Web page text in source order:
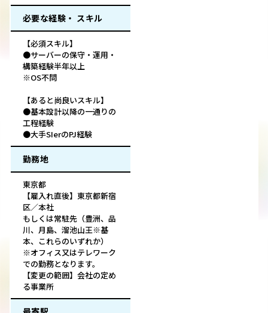
必要な経験・ スキル
【必須スキル】
●サーバーの保守・運用・
構築経験半年以上
※OS不問
【あると尚良いスキル】
●基本設計以降の一通りの
工程経験
●大手SIerのPJ経験
勤務地
東京都
【雇入れ直後】東京都新宿
区／本社
もしくは常駐先（豊洲、品
川、⽉島、溜池⼭王※基
本、これらのいずれか）
※オフィス又はテレワーク
での勤務となります。
【変更の範囲】会社の定め
る事業所